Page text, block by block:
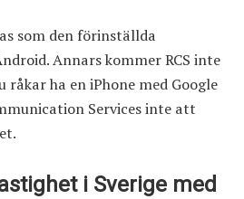
som den förinställda
Annars kommer RCS inte
råkar ha en iPhone med Google
Services inte att
i Sverige med